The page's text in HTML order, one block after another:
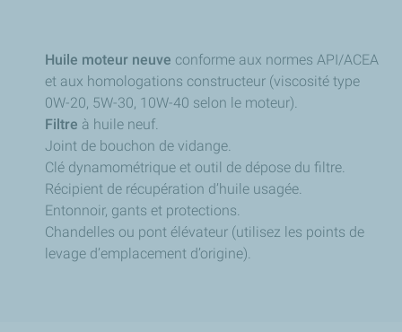
Huile moteur neuve conforme aux normes API/ACEA
et aux homologations constructeur (viscosité type
0W-20, 5W-30, 10W-40 selon le moteur).
Filtre à huile neuf.
Joint de bouchon de vidange.
Clé dynamométrique et outil de dépose du filtre.
Récipient de récupération d’huile usagée.
Entonnoir, gants et protections.
Chandelles ou pont élévateur (utilisez les points de
levage d’emplacement d’origine).